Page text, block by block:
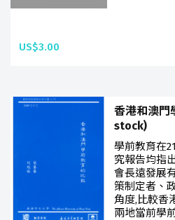
US$3.00
香港和澳門
stock)
學前教育在
究報告均指
會長遠發展
策制定者、
角度,比較香
兩地當前學